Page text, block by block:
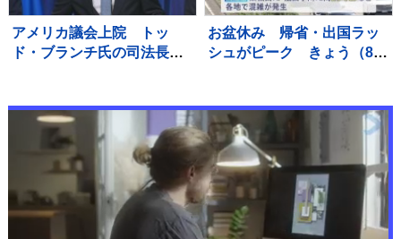
アメリカ議会上院 トッ
ド・ブランチ氏の司法長官
お盆休み 帰省・出国ラッ
シュがピーク きょう（8
下りは午前中ほぼ満席 羽
田空港の国際線は出国ピー
ク